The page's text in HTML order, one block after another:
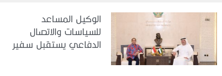
الوكيل المساعد
للسياسات والاتصال
الدفاعي يستقبل سفير